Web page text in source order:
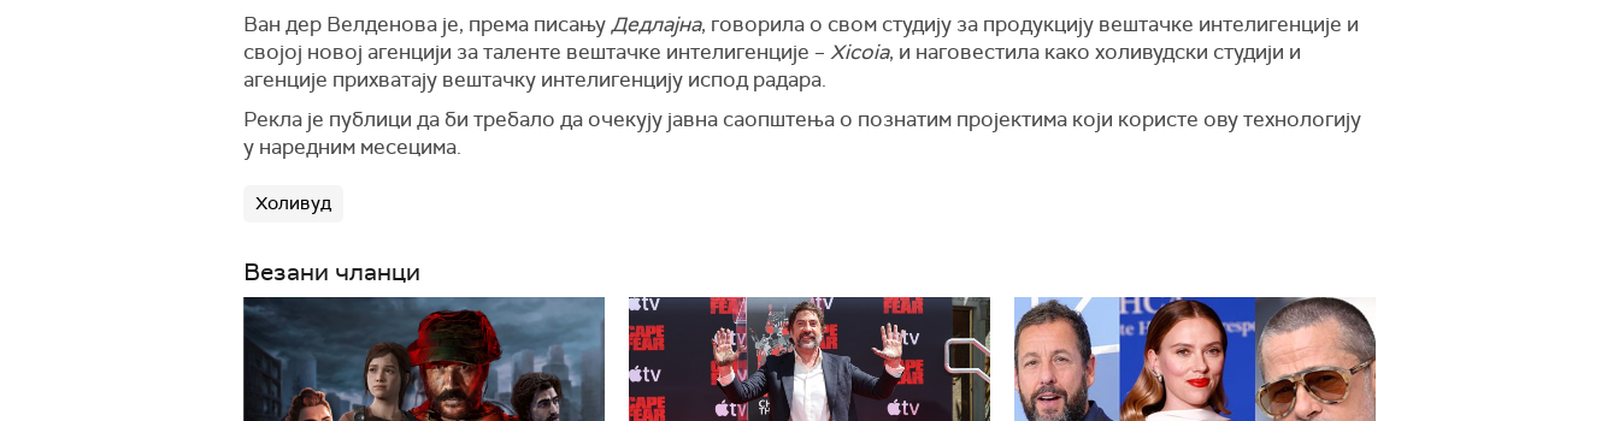
Ван дер Велденова је, према писањуДедлајна, говорила о свом студију за продукцију вештачке интелигенције и
својој новој агенцији за таленте вештачке интелигенције – Xicoia, и наговестила како холивудски студији и
агенције прихватају вештачку интелигенцију испод радара.
Рекла је публици да би требало да очекују јавна саопштења о познатим пројектима који користе ову технологију
у наредним месецима.
Холивуд
Везани чланци